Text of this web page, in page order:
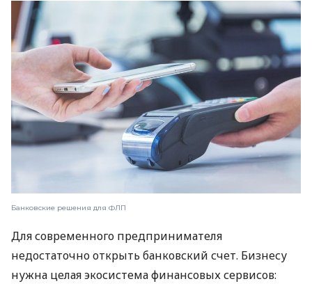
Банковские решения для ФЛП
Для современного предпринимателя
недостаточно открыть банковский счет. Бизнесу
нужна целая экосистема финансовых сервисов: